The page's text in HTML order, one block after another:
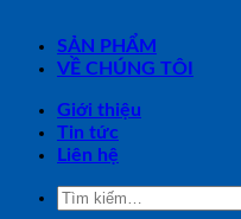
SẢN PHẨM
VỀ CHÚNG TÔI
Giới thiệu
Tin tức
Liên hệ
Tìm